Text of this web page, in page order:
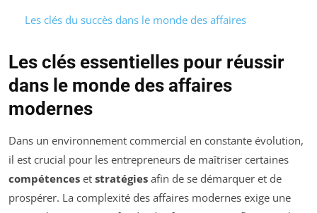
Les clés du succès dans le monde des affaires
Les clés essentielles pour réussir
dans le monde des affaires
modernes
Dans un environnement commercial en constante évolution,
il est crucial pour les entrepreneurs de maîtriser certaines
compétences et stratégies afin de se démarquer et de
prospérer. La complexité des affaires modernes exige une